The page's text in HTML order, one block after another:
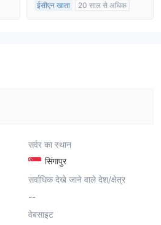
ईसीएन खाता
20 साल से अधिक
सर्वर का स्थान
सिंगापुर
सर्वाधिक देखे जाने वाले देश/क्षेत्र
--
वेबसाइट